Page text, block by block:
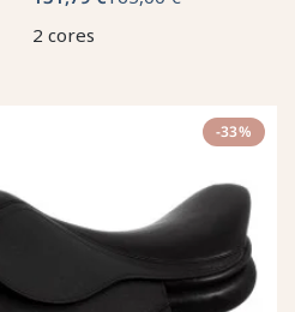
2 cores
-33%